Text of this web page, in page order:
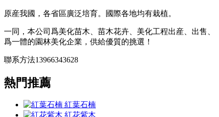
原産我國，各省區廣泛培育。國際各地均有栽植。
一同，本公司爲美化苗木、苗木花卉、美化工程出産、出售、
爲一體的園林美化企業，供給優質的挑選！
聯系方法13966343628
熱門推薦
紅葉石楠
紅花紫木